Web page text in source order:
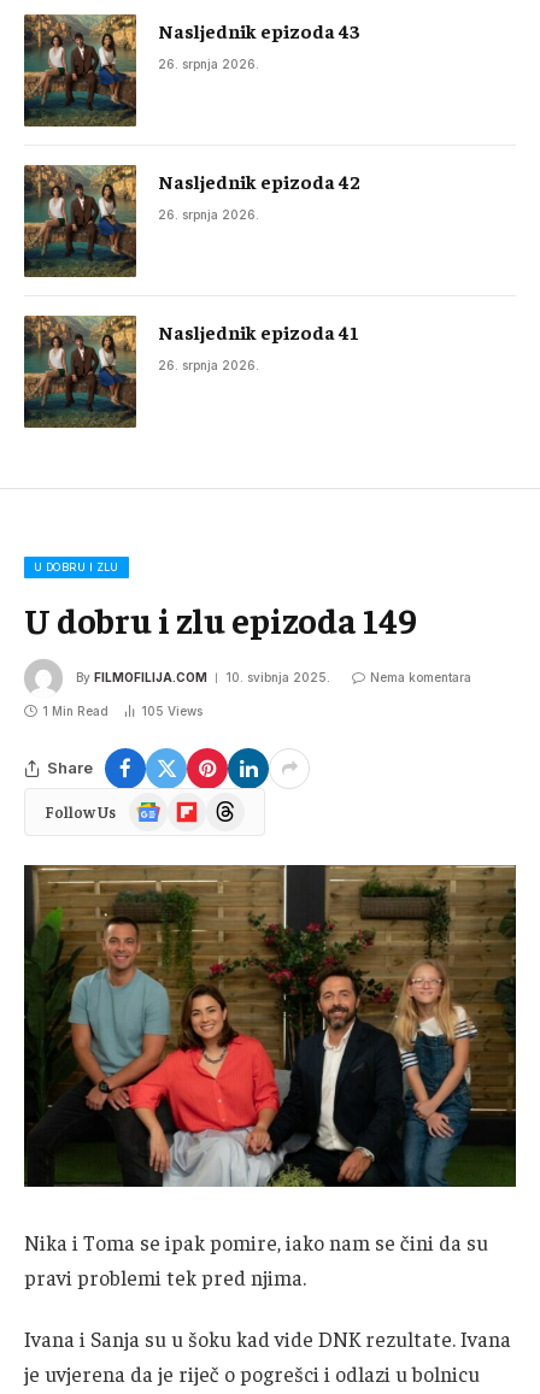
Nasljednik epizoda 43
26. srpnja 2026.
Nasljednik epizoda 42
26. srpnja 2026.
Nasljednik epizoda 41
26. srpnja 2026.
U DOBRU I ZLU
U dobru i zlu epizoda 149
By FILMOFILIJA.COM 10. svibnja 2025. Nema komentara
1 Min Read 105 Views
Share
Follow Us
Google
News
FlipboardThreads
Nika i Toma se ipak pomire, iako nam se čini da su
pravi problemi tek pred njima.
Ivana i Sanja su u šoku kad vide DNK rezultate. Ivana
je uvjerena da je riječ o pogrešci i odlazi u bolnicu